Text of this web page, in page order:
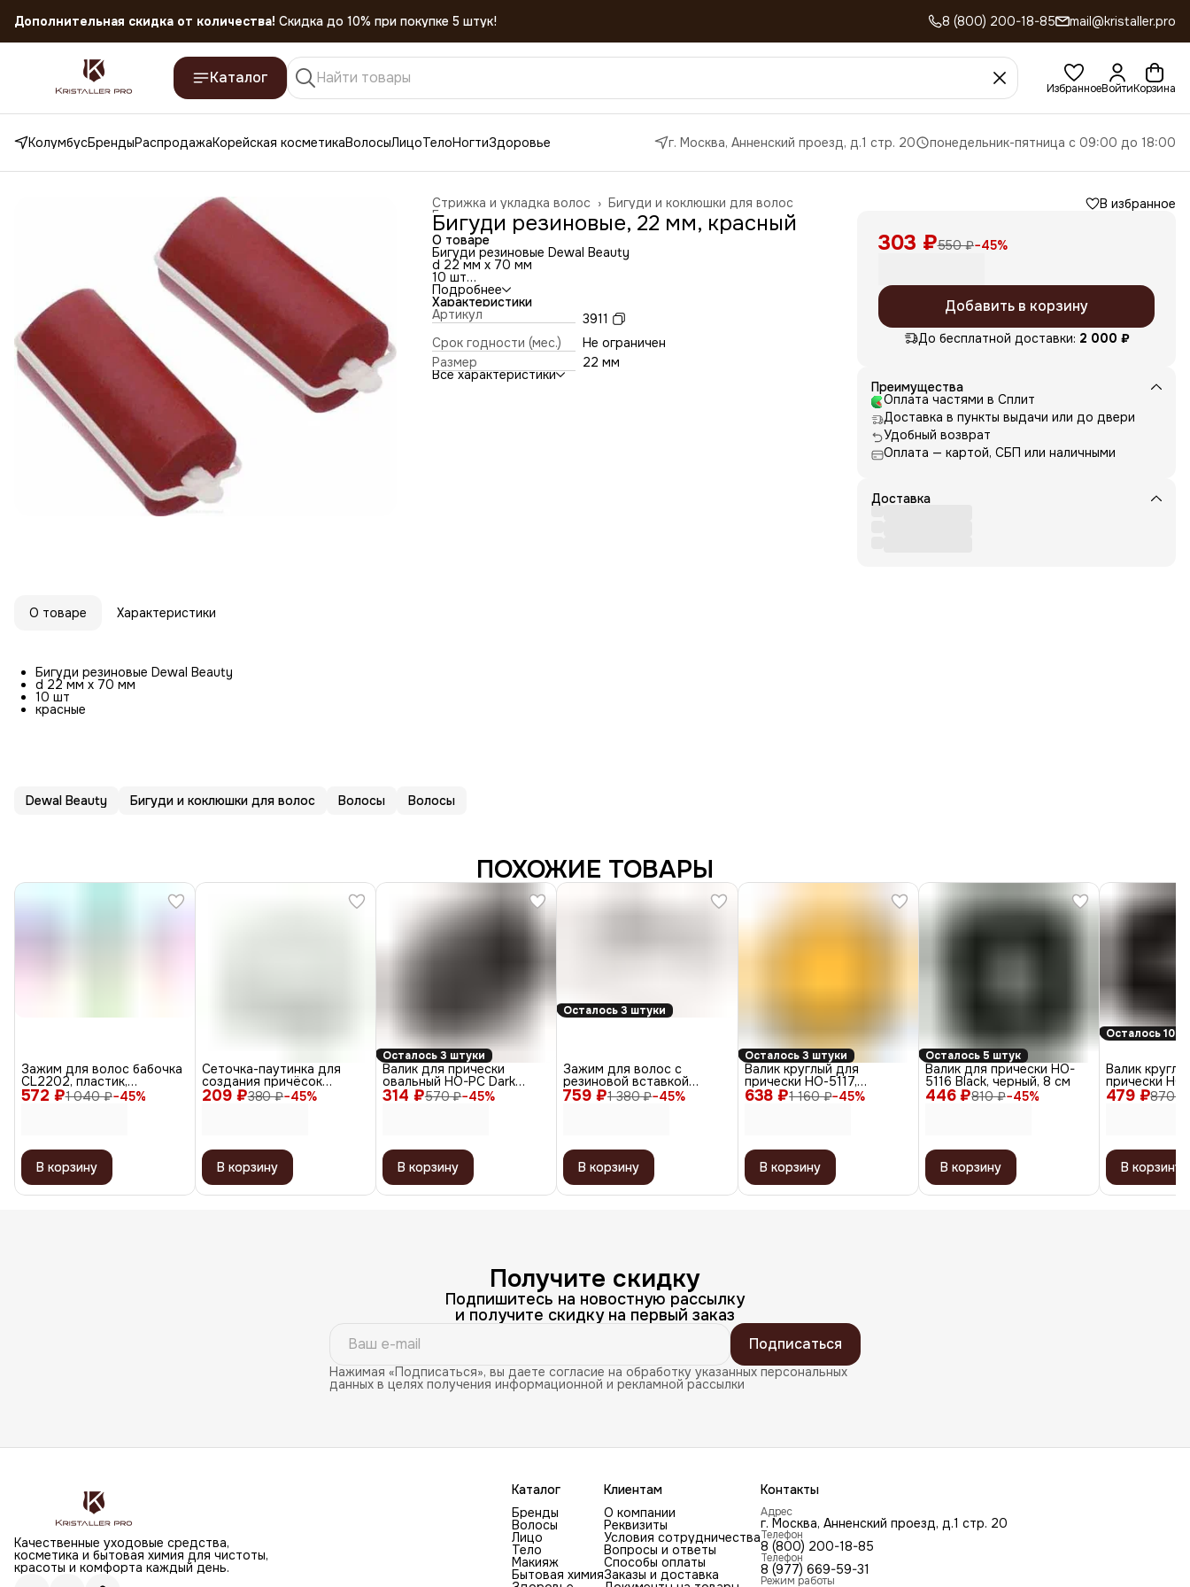
Дополнительная скидка от количества! Скидка до 10% при покупке 5 штук!
Скидка 45% на все товары до 31.07.2026
8 (800) 200-18-85 mail@kristaller.pro
Каталог
ИзбранноеВойтиКорзина
КолумбусБрендыРаспродажаКорейская косметикаВолосыЛицоТелоНогтиЗдоровье г. Москва, Анненский проезд, д.1 стр. 20 понедельник-пятница с 09:00 до 18:00
Бигуди и коклюшки для волос
Стрижка и укладка волос ›
Главная ›
Бигуди резиновые, 22 мм, красный
О товаре
Бигуди резиновые Dewal Beauty
d 22 мм x 70 мм
10 шт
красные
Подробнее
Характеристики
Артикул
3911
Срок годности (мес.)
Не ограничен
Размер
22 мм
Все характеристики
В избранное
303 ₽550 ₽−45%
Добавить в корзину
До бесплатной доставки: 2 000 ₽
Преимущества
Оплата частями в Сплит
Доставка в пункты выдачи или до двери
Удобный возврат
Оплата — картой, СБП или наличными
Доставка
О товаре Характеристики
Бигуди резиновые Dewal Beauty
d 22 мм x 70 мм
10 шт
красные
Dewal Beauty Бигуди и коклюшки для волос Волосы Волосы
ПОХОЖИЕ ТОВАРЫ
572 ₽1 040 ₽−45%
Зажим для волос бабочка
CL2202, пластик,
разноцветный, 8 см, 12 шт.
В корзину
209 ₽380 ₽−45%
Сеточка-паутинка для
создания причёсок
большая СЕ102, белый, 2
шт.
В корзину
Осталось 3 штуки
314 ₽570 ₽−45%
Валик для прически
овальный HO-PC Dark
brown, темно-коричневый,
18 х 11 см
В корзину
Осталось 3 штуки
759 ₽1 380 ₽−45%
Зажим для волос с
резиновой вставкой
JB0028, пластик, 11 см,
разноцветный, 6 шт.
В корзину
Осталось 3 штуки
638 ₽1 160 ₽−45%
Валик круглый для
прически НО-5117,
блондин, 14 см
В корзину
Осталось 5 штук
446 ₽810 ₽−45%
Валик для прически HO-
5116 Black, черный, 8 см
В корзину
Осталось 10
479 ₽870 ₽
Валик
прически НО-
коричневый,
В корзину
Получите скидку
Подпишитесь на новостную рассылку
и получите скидку на первый заказ
Подписаться
Нажимая «Подписаться», вы даете согласие на обработку указанных персональных
данных в целях получения информационной и рекламной рассылки
Качественные уходовые средства,
косметика и бытовая химия для чистоты,
красоты и комфорта каждый день.
Каталог
Бренды
Волосы
Лицо
Тело
Макияж
Бытовая химия
Клиентам
О компании
Реквизиты
Условия сотрудничества
Вопросы и ответы
Способы оплаты
Заказы и доставка
Контакты
Адрес
г. Москва, Анненский проезд, д.1 стр. 20
Телефон
8 (800) 200-18-85
Телефон
8 (977) 669-59-31
Режим работы